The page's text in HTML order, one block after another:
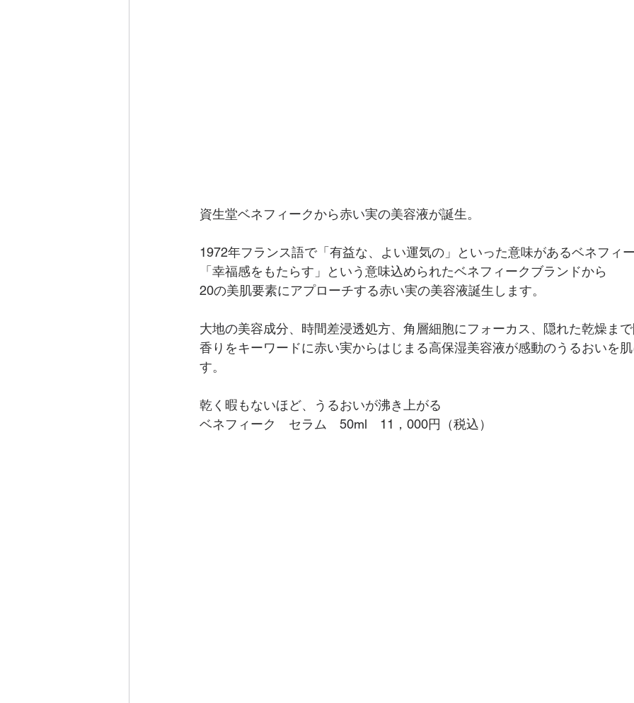
資生堂ベネフィークから赤い実の美容液が誕生。
1972年フランス語で「有益な、よい運気の」といった意味があるベネフィ
「幸福感をもたらす」という意味込められたベネフィークブランドから
20の美肌要素にアプローチする赤い実の美容液誕生します。
大地の美容成分、時間差浸透処方、角層細胞にフォーカス、隠れた乾燥ま
香りをキーワードに赤い実からはじまる高保湿美容液が感動のうるおいを
す。
乾く暇もないほど、うるおいが沸き上がる
ベネフィーク　セラム　50ml　11，000円（税込）